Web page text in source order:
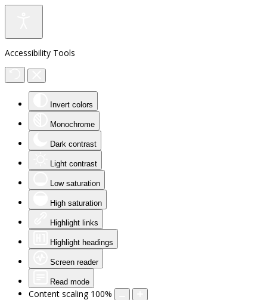
Accessibility Tools
Invert colors
Monochrome
Dark contrast
Light contrast
Low saturation
High saturation
Highlight links
Highlight headings
Screen reader
Read mode
Content scaling 100%